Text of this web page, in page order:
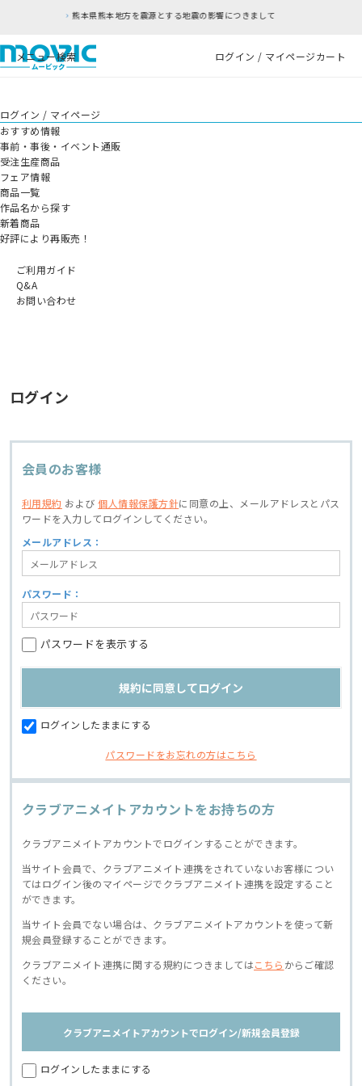
本県熊本地方を震源とする地震の影響につきまして
メニュー検索 ログイン / マイページカート
ログイン / マイページ
おすすめ情報
事前・事後・イベント通販
受注生産商品
フェア情報
商品一覧
作品名から探す
新着商品
好評により再販売！
ご利用ガイド
Q&A
お問い合わせ
ログイン
会員のお客様
利用規約 および個人情報保護方針に同意の上、
メールアドレスとパス
ワードを入力してログインしてください。
メールアドレス：
パスワード：
パスワードを表示する
ログインしたままにする
パスワードをお忘れの方はこちら
クラブアニメイトアカウントをお持ちの方
クラブアニメイトアカウントでログインすることができます。
当サイト会員で、クラブアニメイト連携をされていないお客様につい
てはログイン後のマイページでクラブアニメイト連携を設定すること
ができます。
当サイト会員でない場合は、クラブアニメイトアカウントを使って新
規会員登録することができます。
クラブアニメイト連携に関する規約につきましてはこちら からご確認
ください。
クラブアニメイトアカウントでログイン/新規会員登録
ログインしたままにする